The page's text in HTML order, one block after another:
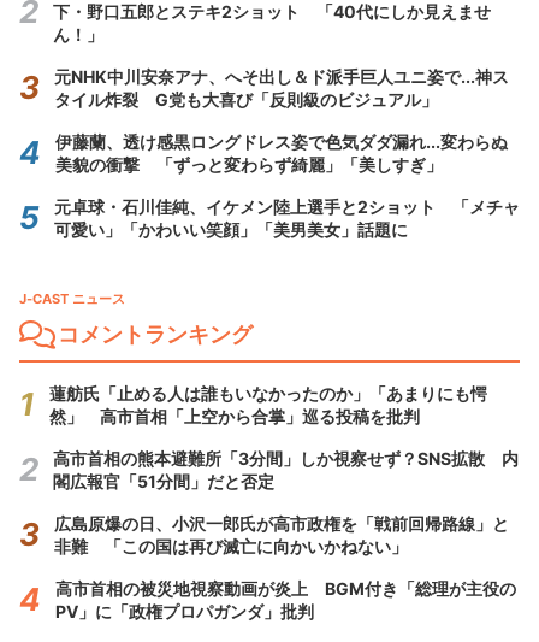
下・野口五郎とステキ2ショット 「40代にしか見えませ
ん！」
元NHK中川安奈アナ、へそ出し＆ド派手巨人ユニ姿で...神ス
タイル炸裂 G党も大喜び「反則級のビジュアル」
伊藤蘭、透け感黒ロングドレス姿で色気ダダ漏れ...変わらぬ
美貌の衝撃 「ずっと変わらず綺麗」「美しすぎ」
元卓球・石川佳純、イケメン陸上選手と2ショット 「メチャ
可愛い」「かわいい笑顔」「美男美女」話題に
J-CAST ニュース
コメントランキング
蓮舫氏「止める人は誰もいなかったのか」「あまりにも愕
然」 高市首相「上空から合掌」巡る投稿を批判
高市首相の熊本避難所「3分間」しか視察せず？SNS拡散 内
閣広報官「51分間」だと否定
広島原爆の日、小沢一郎氏が高市政権を「戦前回帰路線」と
非難 「この国は再び滅亡に向かいかねない」
高市首相の被災地視察動画が炎上 BGM付き「総理が主役の
PV」に「政権プロパガンダ」批判